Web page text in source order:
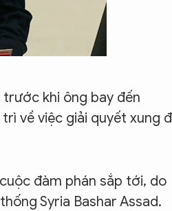
khi ông bay đến
về việc giải quyết xung
đàm phán sắp tới, do
Syria Bashar Assad.